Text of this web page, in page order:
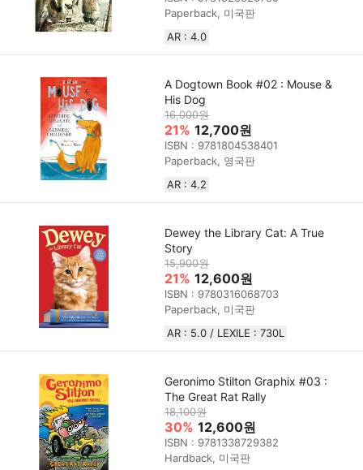
Paperback, 미국판
AR : 4.0
A Dogtown Book #02 : Mouse &
His Dog
16,000원
21% 12,700원
ISBN : 9781804538401
Paperback, 영국판
AR : 4.2
Dewey the Library Cat: A True
Story
15,900원
21% 12,600원
ISBN : 9780316068703
Paperback, 미국판
AR : 5.0 / LEXILE : 730L
Geronimo Stilton Graphix #03 :
The Great Rat Rally
18,100원
30% 12,600원
ISBN : 9781338729382
Hardback, 미국판